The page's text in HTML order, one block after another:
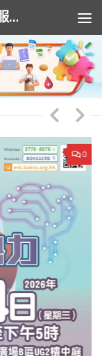
浸信會愛羣社會服務處(培訓及就業服務)
0